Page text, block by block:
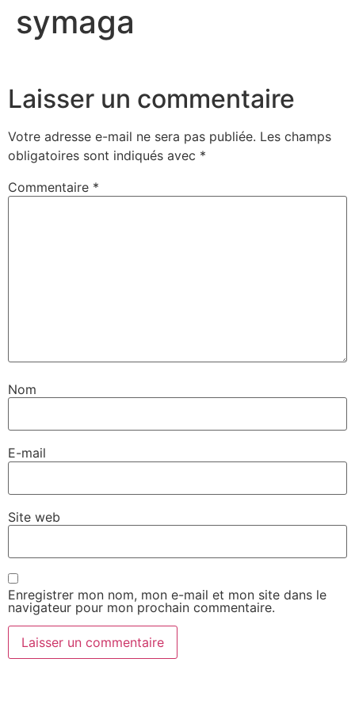
symaga
Laisser un commentaire
Votre adresse e-mail ne sera pas publiée. Les champs
obligatoires sont indiqués avec *
Commentaire *
Nom
E-mail
Site web
Enregistrer mon nom, mon e-mail et mon site dans le
navigateur pour mon prochain commentaire.